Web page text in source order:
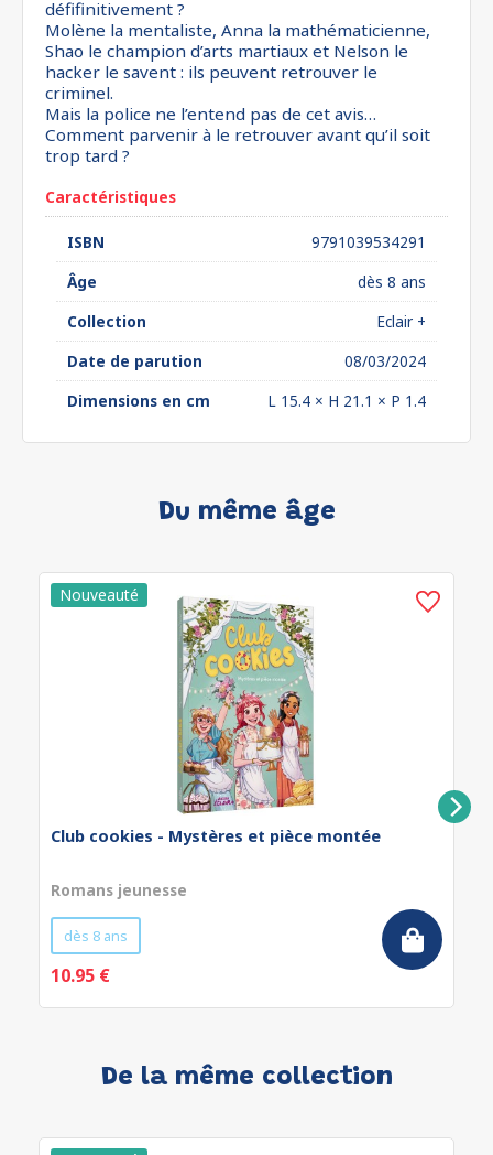
défifinitivement ?
Molène la mentaliste, Anna la mathématicienne,
Shao le champion d’arts martiaux et Nelson le
hacker le savent : ils peuvent retrouver le
criminel.
Mais la police ne l’entend pas de cet avis…
Comment parvenir à le retrouver avant qu’il soit
trop tard ?
Caractéristiques
ISBN
9791039534291
Âge
dès 8 ans
Collection
Eclair +
Date de parution
08/03/2024
Dimensions en cm
L 15.4 × H 21.1 × P 1.4
Du même âge
Club cookies - Mystères et pièce montée
Romans jeunesse
dès 8 ans
10.95 €
De la même collection